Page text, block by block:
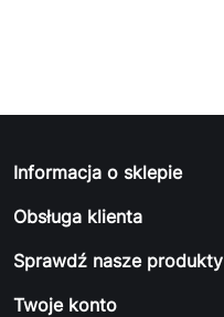
Informacja o sklepie
Obsługa klienta
Sprawdź nasze produkty
Twoje konto